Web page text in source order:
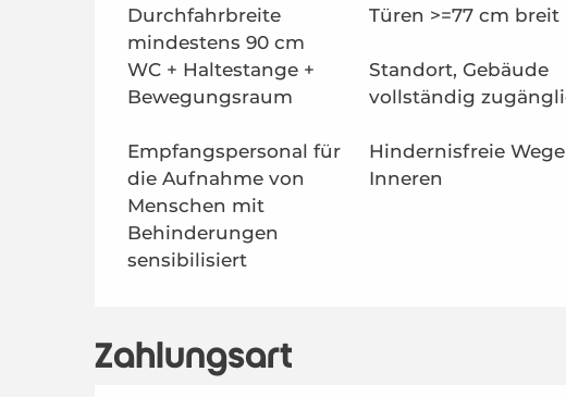
Durchfahrbreite
mindestens 90 cm
Türen >=77 cm breit
WC + Haltestange +
Bewegungsraum
Standort, Gebäude
vollständig
Empfangspersonal für
die Aufnahme von
Menschen mit
Behinderungen
sensibilisiert
Hindernisfreie
Inneren
Zahlungsart